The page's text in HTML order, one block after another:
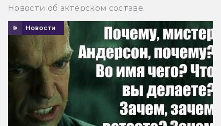
Новости об актёрском составе.
Новости